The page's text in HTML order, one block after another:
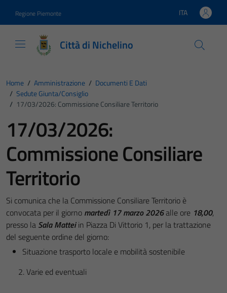
Regione Piemonte Lingua attiva:
ITA
Città di Nichelino
Home / Amministrazione / Documenti E Dati
/ Sedute Giunta/consiglio
/ 17/03/2026: Commissione Consiliare Territorio
17/03/2026:
Commissione Consiliare
Territorio
Si comunica che la Commissione Consiliare Territorio è
convocata per il giorno martedì 17 marzo2026alle ore 18,00,
presso la Sala Matteiin Piazza Di Vittorio 1, per la trattazione
del seguente ordine del giorno:
Situazione trasporto locale e mobilità sostenibile
2. Varie ed eventuali